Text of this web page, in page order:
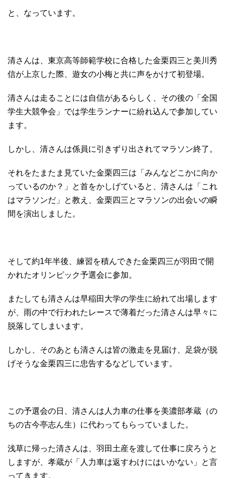
と、なっています。
清さんは、東京高等師範学校に合格した金栗四三と美川秀
信が上京した際、遊女の小梅と共に声をかけて初登場。
清さんは走ることには自信があるらしく、その後の「全国
学生大競争会」では学生ランナーに紛れ込んで参加してい
ます。
しかし、清さんは係員に引きずり出されてマラソン終了。
それをたまたま見ていた金栗四三は「みんなどこかに向か
っているのか？」と首をかしげていると、清さんは「これ
はマラソンだ」と教え、金栗四三とマラソンの出会いの瞬
間を演出しました。
そして約1年半後、練習を積んできた金栗四三が羽田で開
かれたオリンピック予選会に参加。
またしても清さんは早稲田大学の学生に紛れて出場します
が、雨の中で行われたレースで薄着だった清さんは早々に
脱落してしまいます。
しかし、そのあとも清さんは皆の激走を見届け、足袋が脱
げそうな金栗四三に忠告するなどしています。
この予選会の日、清さんは人力車の仕事を美濃部孝蔵（の
ちの古今亭志ん生）に代わってもらっていました。
浅草に帰った清さんは、羽田土産を渡して仕事に戻ろうと
しますが、孝蔵が「人力車は返すわけにはいかない」と言
ってきます。